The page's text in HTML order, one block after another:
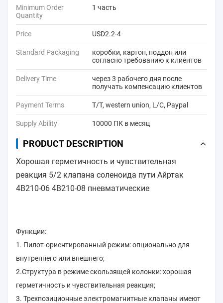
Minimum Order
Quantity
1 часть
Price USD2.2-4
Standard Packaging
коробки, картон, поддон или
согласно требованию к клиентов
Delivery Time
через 3 рабочего дня после
получать компенсацию клиентов
Payment Terms T/T, western union, L/C, Paypal
Supply Ability 10000 ПК в месяц
PRODUCT DESCRIPTION
Хорошая герметичность и чувствительная
реакция 5/2 клапана соленоида пути Айртак
4В210-06 4В210-08 пневматические
Функции:
1. Пилот-ориентированный режим: опционально для
внутреннего или внешнего;
2.Структура в режиме скользящей колонки: хорошая
герметичность и чувствительная реакция;
3. Трехпозиционные электромагнитные клапаны имеют